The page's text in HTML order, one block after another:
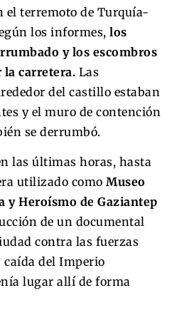
el terremoto de Turquía-
los informes, los
y los escombros
la carretera. Las
del castillo estaban
y el muro de contención
se derrumbó.
las últimas horas, hasta
utilizado como Museo
y Heroísmo de Gaziantep
de un documental
contra las fuerzas
caída del Imperio
lugar allí de forma